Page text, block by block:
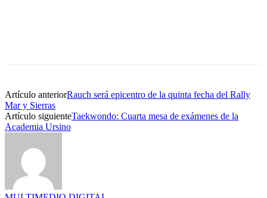
Artículo anteriorRauch será epicentro de la quinta fecha del Rally
Mar y Sierras
Artículo siguienteTaekwondo: Cuarta mesa de exámenes de la
Academia Ursino